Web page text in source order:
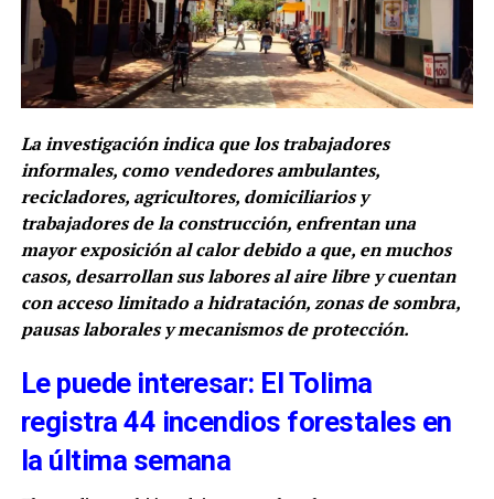
La investigación indica que los trabajadores
informales, como vendedores ambulantes,
recicladores, agricultores, domiciliarios y
trabajadores de la construcción, enfrentan una
mayor exposición al calor debido a que, en muchos
casos, desarrollan sus labores al aire libre y cuentan
con acceso limitado a hidratación, zonas de sombra,
pausas laborales y mecanismos de protección.
Le puede interesar: El Tolima
registra 44 incendios forestales en
la última semana